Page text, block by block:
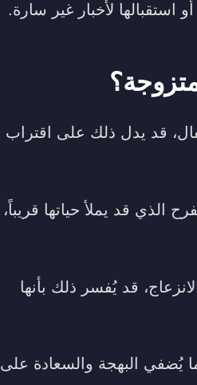
لأخبار غير سارة.
قد يدل ذلك على اقتراب
قد يملأ حياتها قريباً،
قد يُفسر ذلك بأنها
يُضفي البهجة والسعادة على